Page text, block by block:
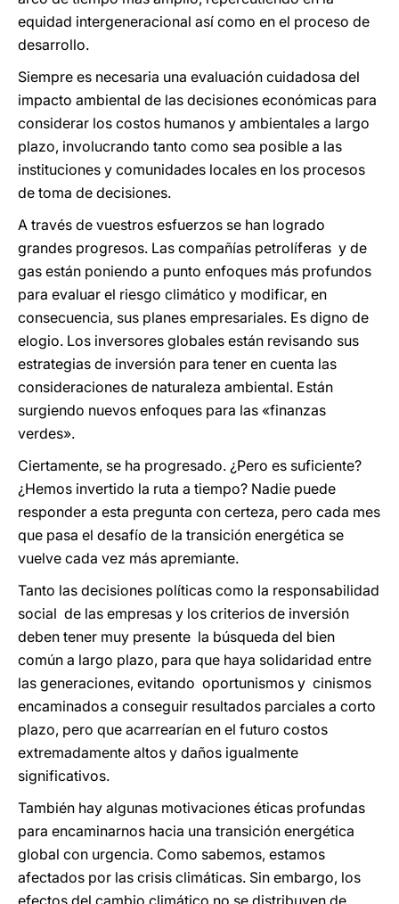
equidad intergeneracional así como en el proceso de
desarrollo.
Siempre es necesaria una evaluación cuidadosa del
impacto ambiental de las decisiones económicas para
considerar los costos humanos y ambientales a largo
plazo, involucrando tanto como sea posible a las
instituciones y comunidades locales en los procesos
de toma de decisiones.
A través de vuestros esfuerzos se han logrado
grandes progresos. Las compañías petrolíferas y de
gas están poniendo a punto enfoques más profundos
para evaluar el riesgo climático y modificar, en
consecuencia, sus planes empresariales. Es digno de
elogio. Los inversores globales están revisando sus
estrategias de inversión para tener en cuenta las
consideraciones de naturaleza ambiental. Están
surgiendo nuevos enfoques para las «finanzas
verdes».
Ciertamente, se ha progresado. ¿Pero es suficiente?
¿Hemos invertido la ruta a tiempo? Nadie puede
responder a esta pregunta con certeza, pero cada mes
que pasa el desafío de la transición energética se
vuelve cada vez más apremiante.
Tanto las decisiones políticas como la responsabilidad
social de las empresas y los criterios de inversión
deben tener muy presente la búsqueda del bien
común a largo plazo, para que haya solidaridad entre
las generaciones, evitando oportunismos y cinismos
encaminados a conseguir resultados parciales a corto
plazo, pero que acarrearían en el futuro costos
extremadamente altos y daños igualmente
significativos.
También hay algunas motivaciones éticas profundas
para encaminarnos hacia una transición energética
global con urgencia. Como sabemos, estamos
afectados por las crisis climáticas. Sin embargo, los
efectos del cambio climático no se distribuyen de